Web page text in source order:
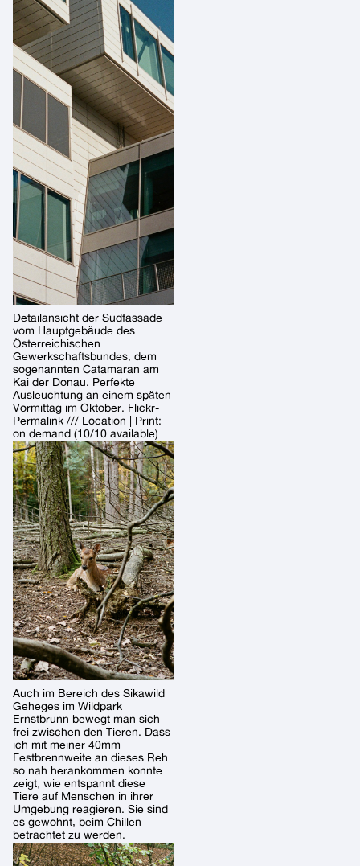
Detailansicht der Südfassade
vom Hauptgebäude des
Österreichischen
Gewerkschaftsbundes, dem
sogenannten Catamaran am
Kai der Donau. Perfekte
Ausleuchtung an einem späten
Vormittag im Oktober. Flickr-
Permalink /// Location | Print:
on demand (10/10 available)
Auch im Bereich des Sikawild
Geheges im Wildpark
Ernstbrunn bewegt man sich
frei zwischen den Tieren. Dass
ich mit meiner 40mm
Festbrennweite an dieses Reh
so nah herankommen konnte
zeigt, wie entspannt diese
Tiere auf Menschen in ihrer
Umgebung reagieren. Sie sind
es gewohnt, beim Chillen
betrachtet zu werden.